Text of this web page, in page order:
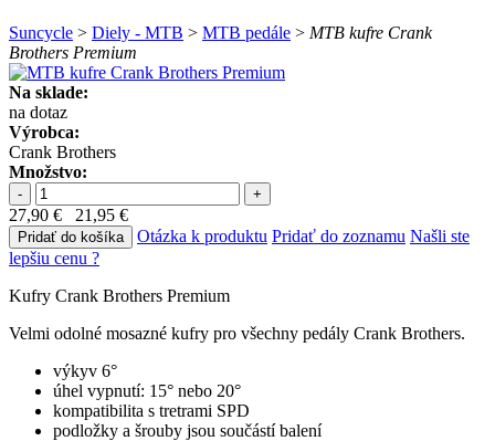
Suncycle > Diely - MTB > MTB pedále > MTB kufre Crank
Brothers Premium
Na sklade:
na dotaz
Výrobca:
Crank Brothers
Množstvo:
- +
27,90 € 21,95 €
Pridať do košíka Otázka k produktu Pridať do zoznamu Našli ste
lepšiu cenu ?
Kufry Crank Brothers Premium
Velmi odolné mosazné kufry pro všechny pedály Crank Brothers.
výkyv 6°
úhel vypnutí: 15° nebo 20°
kompatibilita s tretrami SPD
podložky a šrouby jsou součástí balení